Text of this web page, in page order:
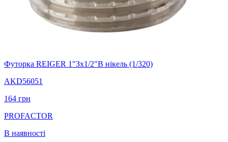
Футорка REIGER 1"Зх1/2"В нікель (1/320)
AKD56051
164 грн
PROFACTOR
В наявності